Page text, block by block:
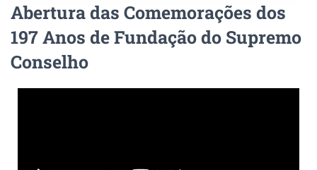
Abertura das Comemorações dos
197 Anos de Fundação do Supremo
Conselho